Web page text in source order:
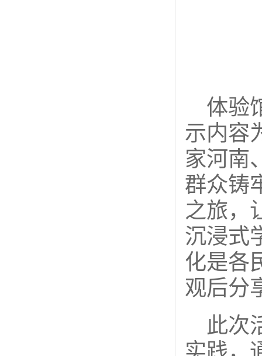
体验
示内容
家河南
群众铸
之旅，
沉浸式
化是各
观后分
此次